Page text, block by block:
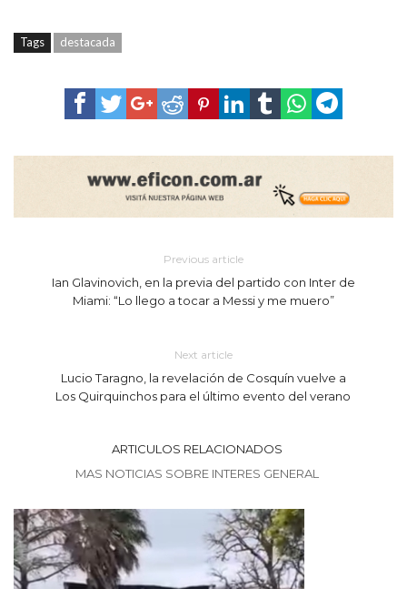
Tags destacada
Previous article
Ian Glavinovich, en la previa del partido con Inter de
Miami: “Lo llego a tocar a Messi y me muero”
Next article
Lucio Taragno, la revelación de Cosquín vuelve a
Los Quirquinchos para el último evento del verano
ARTICULOS RELACIONADOS
MAS NOTICIAS SOBRE INTERES GENERAL